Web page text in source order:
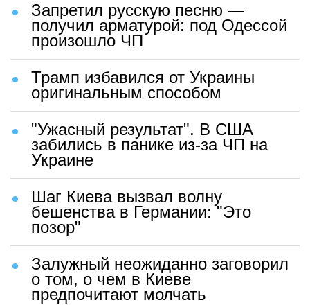
Запретил русскую песню —
получил арматурой: под Одессой
произошло ЧП
Трамп избавился от Украины
оригинальным способом
"Ужасный результат". В США
забились в панике из-за ЧП на
Украине
Шаг Киева вызвал волну
бешенства в Германии: "Это
позор"
Залужный неожиданно заговорил
о том, о чем в Киеве
предпочитают молчать